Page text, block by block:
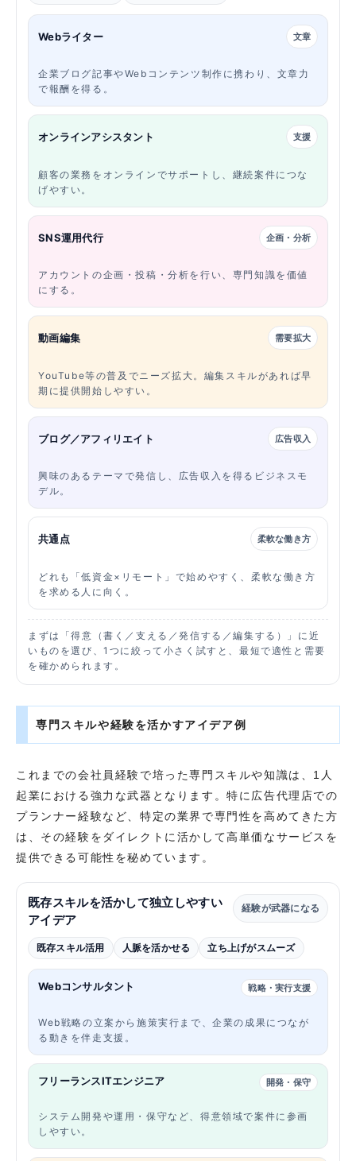
Webライター 文章
企業ブログ記事やWebコンテンツ制作に携わり、文章力
で報酬を得る。
オンラインアシスタント 支援
顧客の業務をオンラインでサポートし、継続案件につな
げやすい。
SNS運用代行 企画・分析
アカウントの企画・投稿・分析を行い、専門知識を価値
にする。
動画編集 需要拡大
YouTube等の普及でニーズ拡大。編集スキルがあれば早
期に提供開始しやすい。
ブログ／アフィリエイト 広告収入
興味のあるテーマで発信し、広告収入を得るビジネスモ
デル。
共通点 柔軟な働き方
どれも「低資金×リモート」で始めやすく、柔軟な働き方
を求める人に向く。
まずは「得意（書く／支える／発信する／編集する）」に近
いものを選び、1つに絞って小さく試すと、最短で適性と需要
を確かめられます。
専門スキルや経験を活かすアイデア例
これまでの会社員経験で培った専門スキルや知識は、1人
起業における強力な武器となります。特に広告代理店での
プランナー経験など、特定の業界で専門性を高めてきた方
は、その経験をダイレクトに活かして高単価なサービスを
提供できる可能性を秘めています。
既存スキルを活かして独立しやすい
アイデア
経験が武器になる
既存スキル活用 人脈を活かせる 立ち上げがスムーズ
Webコンサルタント 戦略・実行支援
Web戦略の立案から施策実行まで、企業の成果につなが
る動きを伴走支援。
フリーランスITエンジニア 開発・保守
システム開発や運用・保守など、得意領域で案件に参画
しやすい。